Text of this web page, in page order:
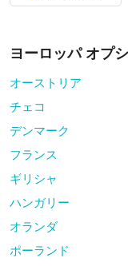
ヨーロッパ オプ
オーストリア
チェコ
デンマーク
フランス
ギリシャ
ハンガリー
オランダ
ポーランド